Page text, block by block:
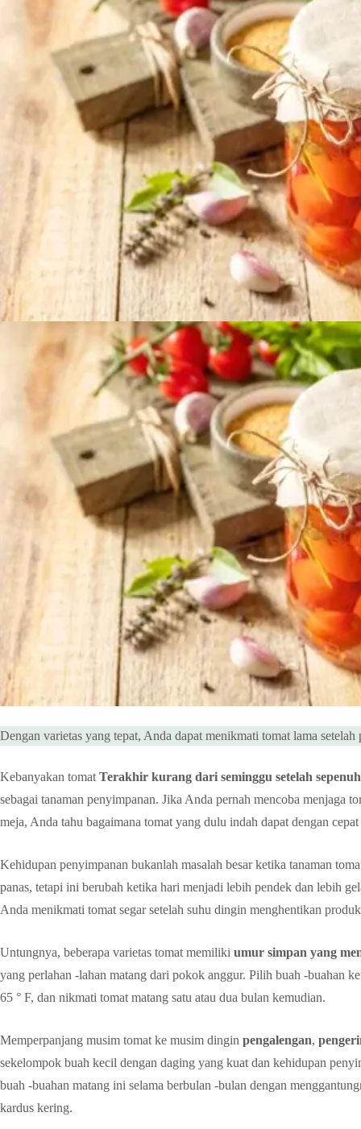
Dengan varietas yang tepat, Anda dapat menikmati tomat lama setelah
Kebanyakan tomat Terakhir kurang dari seminggu setelah
sebagai tanaman penyimpanan. Jika Anda pernah mencoba menjaga
meja, Anda tahu bagaimana tomat yang dulu indah dapat dengan
Kehidupan penyimpanan bukanlah masalah besar ketika tanaman
panas, tetapi ini berubah ketika hari menjadi lebih pendek dan lebih
Anda menikmati tomat segar setelah suhu dingin menghentikan
Untungnya, beberapa varietas tomat memiliki umur simpan yang
yang perlahan -lahan matang dari pokok anggur. Pilih buah -buahan
65 ° F, dan nikmati tomat matang satu atau dua bulan kemudian.
Memperpanjang musim tomat ke musim dingin pengalengan,
sekelompok buah kecil dengan daging yang kuat dan kehidupan
buah -buahan matang ini selama berbulan -bulan dengan
kardus kering.